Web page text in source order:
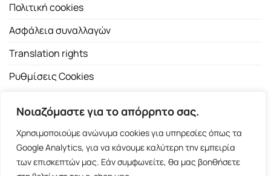
Νοιαζόμαστε για το απόρρητο σας.
Χρησιμοποιούμε ανώνυμα cookies για υπηρεσίες όπως τα
Google Analytics, για να κάνουμε καλύτερη την εμπειρία
των επισκεπτών μας. Εάν συμφωνείτε, θα μας βοηθήσετε
Πολιτική cookies
Ασφάλεια συναλλαγών
Translation rights
Ρυθμίσεις Cookies
Copyright 2026 ©Εκδοτικός Οίκος Α.Α. Λιβάνη| All rights